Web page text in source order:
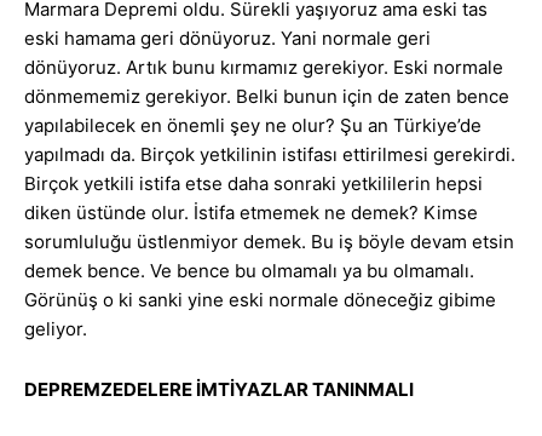
Marmara Depremi oldu. Sürekli yaşıyoruz ama eski tas
eski hamama geri dönüyoruz. Yani normale geri
dönüyoruz. Artık bunu kırmamız gerekiyor. Eski normale
dönmememiz gerekiyor. Belki bunun için de zaten bence
yapılabilecek en önemli şey ne olur? Şu an Türkiye’de
yapılmadı da. Birçok yetkilinin istifası ettirilmesi gerekirdi.
Birçok yetkili istifa etse daha sonraki yetkililerin hepsi
diken üstünde olur. İstifa etmemek ne demek? Kimse
sorumluluğu üstlenmiyor demek. Bu iş böyle devam etsin
demek bence. Ve bence bu olmamalı ya bu olmamalı.
Görünüş o ki sanki yine eski normale döneceğiz gibime
geliyor.
DEPREMZEDELERE İMTİYAZLAR TANINMALI